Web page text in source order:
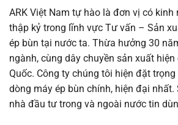
ARK Việt Nam tự hào là đơn vị có
thập kỷ trong lĩnh vực Tư vấn – Sản
ép bùn tại nước ta. Thừa hưởng 30
ngành, cùng dây chuyền sản xuất hiện
Quốc. Công ty chúng tôi hiện đặt
dòng máy ép bùn chính, hiện đại
nhà đầu tư trong và ngoài nước tin